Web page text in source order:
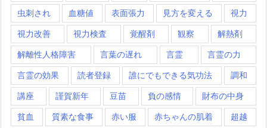
虫刺され 血糖値 表面張力 見方を変える 視力
視力改善 視力検査 覚醒剤 観察 解熱剤
解離性人格障害 言葉の遅れ 言霊 言霊の力
言霊の効果 読者登録 誰にでもできる気功法 調和
講座 謹賀新年 豆苗 負の感情 財布の中身
貧血 質素な食事 赤い服 赤ちゃんの肌着 超越